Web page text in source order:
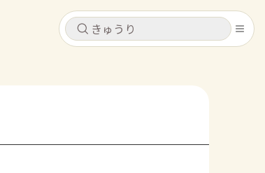
キャンセル
キャンセル